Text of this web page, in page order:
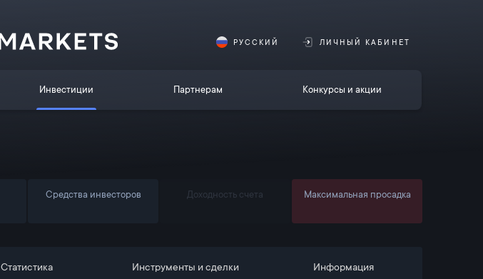
РУССКИЙ ЛИЧНЫЙ КАБИНЕТ
Инвестиции Партнерам Конкурсы и акции
Средства инвесторов Доходность счета Максимальная просадка
Статистика Инструменты и сделки Информация